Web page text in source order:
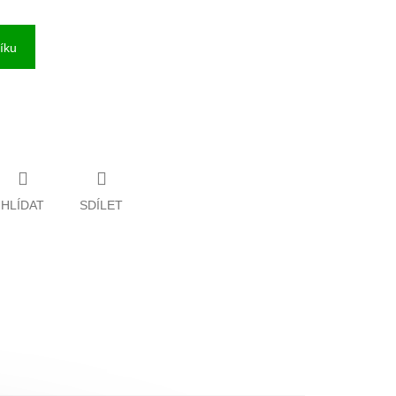
HLÍDAT SDÍLET